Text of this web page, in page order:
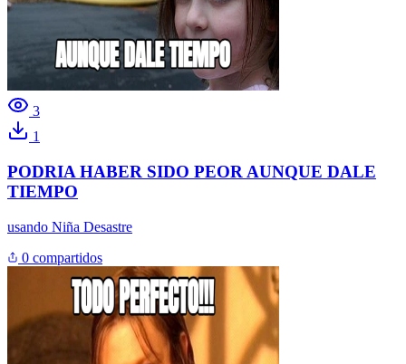
3
1
PODRIA HABER SIDO PEOR AUNQUE DALE
TIEMPO
usando Niña Desastre
0 compartidos